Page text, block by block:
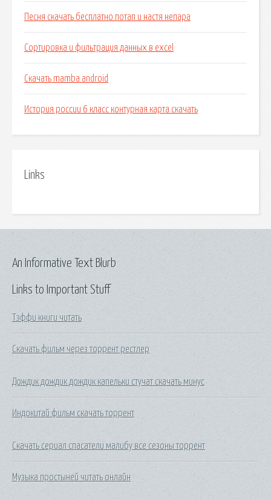
Песня скачать бесплатно потап и настя непара
Сортировка и фильтрация данных в excel
Скачать mamba android
История россии 6 класс контурная карта скачать
Links
Links to Important Stuff
Тэффи книги читать
Скачать фильм через торрент рестлер
Дождик дождик дождик капельки стучат скачать минус
Индокитай фильм скачать торрент
Скачать сериал спасатели малибу все сезоны торрент
Музыка простыней читать онлайн
An Informative Text Blurb